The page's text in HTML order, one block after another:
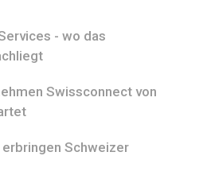
- wo das
Swissconnect von
Schweizer